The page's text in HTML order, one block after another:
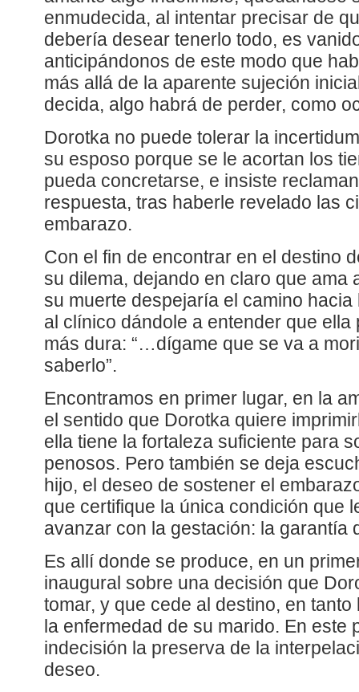
enmudecida, al intentar precisar de
debería desear tenerlo todo, es
anticipándonos de este modo que
más allá de la aparente sujeción
decida, algo habrá de perder, como
Dorotka no puede tolerar la
su esposo porque se le acortan los
pueda concretarse, e insiste
respuesta, tras haberle revelado las
embarazo.
Con el fin de encontrar en el destino
su dilema, dejando en claro que ama
su muerte despejaría el camino
al clínico dándole a entender que
más dura: “…dígame que se va a
saberlo”.
Encontramos en primer lugar, en la
el sentido que Dorotka quiere
ella tiene la fortaleza suficiente para
penosos. Pero también se deja
hijo, el deseo de sostener el
que certifique la única condición que
avanzar con la gestación: la garantía
Es allí donde se produce, en un
inaugural sobre una decisión que
tomar, y que cede al destino, en
la enfermedad de su marido. En este
indecisión la preserva de la
deseo.